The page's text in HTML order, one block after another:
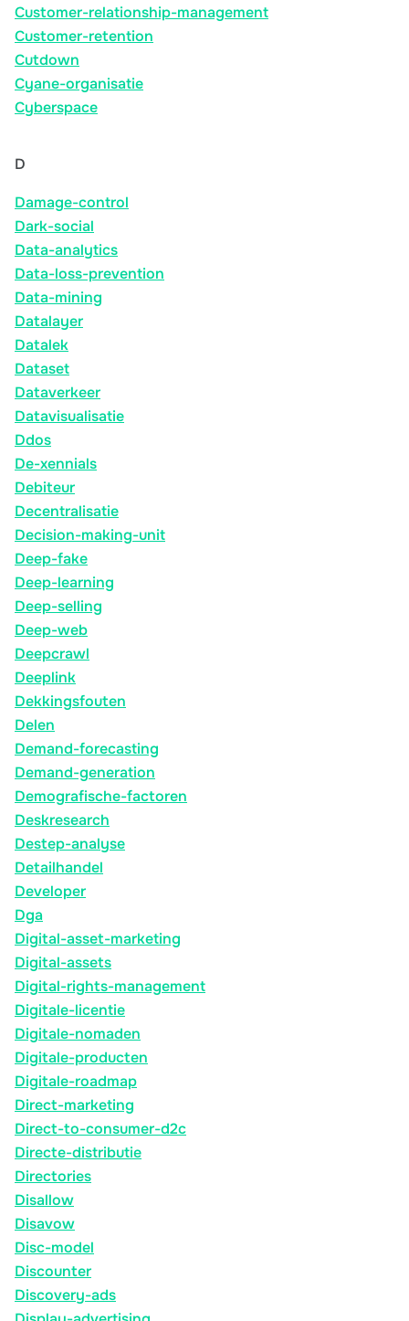
Customer-relationship-management
Customer-retention
Cutdown
Cyane-organisatie
Cyberspace
D
Damage-control
Dark-social
Data-analytics
Data-loss-prevention
Data-mining
Datalayer
Datalek
Dataset
Dataverkeer
Datavisualisatie
Ddos
De-xennials
Debiteur
Decentralisatie
Decision-making-unit
Deep-fake
Deep-learning
Deep-selling
Deep-web
Deepcrawl
Deeplink
Dekkingsfouten
Delen
Demand-forecasting
Demand-generation
Demografische-factoren
Deskresearch
Destep-analyse
Detailhandel
Developer
Dga
Digital-asset-marketing
Digital-assets
Digital-rights-management
Digitale-licentie
Digitale-nomaden
Digitale-producten
Digitale-roadmap
Direct-marketing
Direct-to-consumer-d2c
Directe-distributie
Directories
Disallow
Disavow
Disc-model
Discounter
Discovery-ads